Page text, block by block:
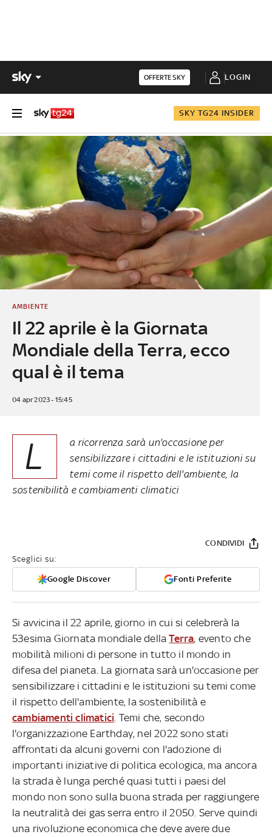
OFFERTE SKY LOGIN
SKY TG24 INSIDER
Il 22 aprile è la Giornata
Mondiale della Terra, ecco
qual è il tema
AMBIENTE
04 apr 2023 - 15:45
L
a ricorrenza sarà un'occasione per
sensibilizzare i cittadini e le istituzioni su
temi come il rispetto dell'ambiente, la
sostenibilità e cambiamenti climatici
Sceglici su:
Google Discover Fonti Preferite
CONDIVIDI
Si avvicina il 22 aprile, giorno in cui si celebrerà la
53esima Giornata mondiale dellaTerra, evento che
mobilità milioni di persone in tutto il mondo in
difesa del pianeta. La giornata sarà un'occasione per
sensibilizzare i cittadini e le istituzioni su temi come
il rispetto dell'ambiente, la sostenibilità e
cambiamenti climatici . Temi che, secondo
l'organizzazione Earthday, nel 2022 sono stati
affrontati da alcuni governi con l'adozione di
importanti iniziative di politica ecologica, ma ancora
la strada è lunga perché quasi tutti i paesi del
mondo non sono sulla buona strada per raggiungere
la neutralità dei gas serra entro il 2050. Serve quindi
una rivoluzione economica che deve avere due